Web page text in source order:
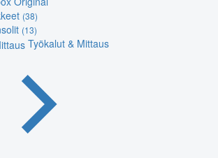
(38)
(13)
Työkalut & Mittaus